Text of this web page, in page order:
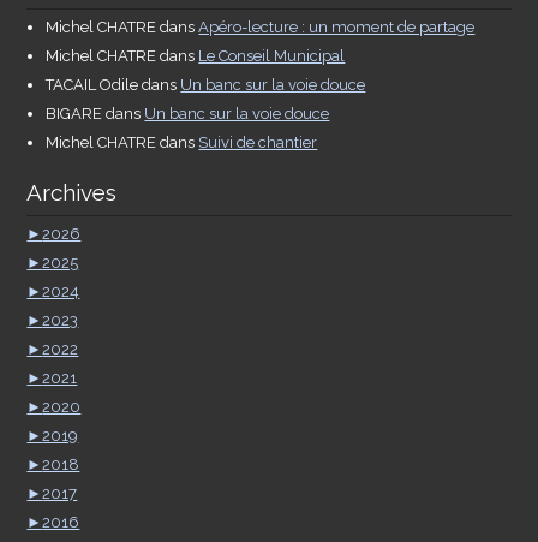
Michel CHATRE dansApéro-lecture : un moment de partage
Michel CHATRE dans Le Conseil Municipal
TACAIL Odile dans Un banc sur la voie douce
BIGARE dans Un banc sur la voie douce
Michel CHATRE dans Suivi de chantier
Archives
►2026
►2025
►2024
►2023
►2022
►2021
►2020
►2019
►2018
►2017
►2016